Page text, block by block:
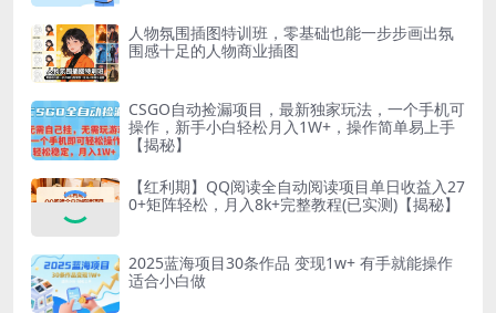
人物氛围插图特训班，零基础也能一步步画出氛
围感十足的人物商业插图
CSGO自动捡漏项目，最新独家玩法，一个手机可
操作，新手小白轻松月入1W+，操作简单易上手
【揭秘】
【红利期】QQ阅读全自动阅读项目单日收益入27
0+矩阵轻松，月入8k+完整教程(已实测)【揭秘】
2025蓝海项目30条作品 变现1w+ 有手就能操作
适合小白做